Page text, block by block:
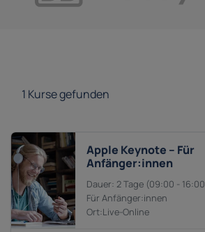
1 Kurse gefunden
Apple Keynote – Für
Anfänger:innen
2 Tage 09:00 - 16:00
Anfänger:innen